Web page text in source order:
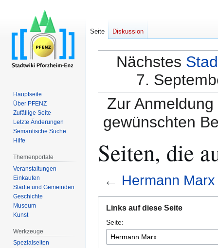
Nächstes
7.
Zur
gewünschten
Seiten, die
← Hermann Marx
Navigation
springen
Suche
springen
Links auf diese Seite
Seite:
Seite Diskussion
Hauptseite
Über PFENZ
Zufällige Seite
Letzte Änderungen
Semantische Suche
Hilfe
Themenportale
Veranstaltungen
Einkaufen
Städte und Gemeinden
Geschichte
Museum
Kunst
Werkzeuge
Spezialseiten